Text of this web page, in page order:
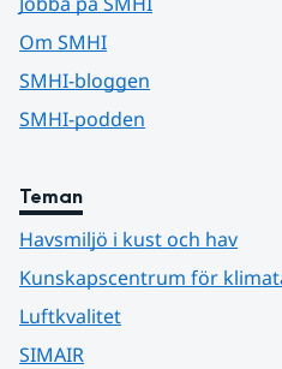
Om SMHI
SMHI-bloggen
SMHI-podden
Teman
Havsmiljö i kust och hav
Kunskapscentrum för
Luftkvalitet
SIMAIR